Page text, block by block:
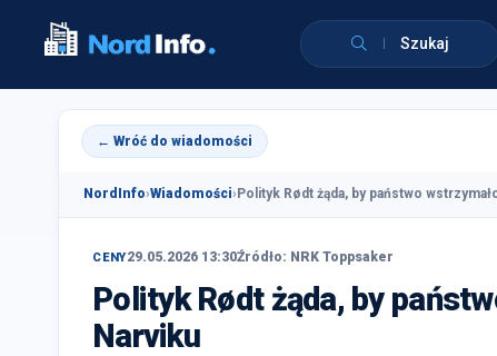
Szukaj
← Wróć do wiadomości
NordInfo›Wiadomości› Polityk Rødt żąda, by państwo
CENY29.05.2026 13:30Źródło: NRK Toppsaker
Polityk Rødt żąda, by
Narviku